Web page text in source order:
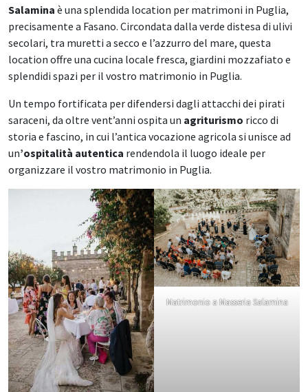
Salamina è una splendida location per matrimoni in Puglia,
precisamente a Fasano. Circondata dalla verde distesa di ulivi
secolari, tra muretti a secco e l’azzurro del mare, questa
location offre una cucina locale fresca, giardini mozzafiato e
splendidi spazi per il vostro matrimonio in Puglia.
Un tempo fortificata per difendersi dagli attacchi dei pirati
saraceni, da oltre vent’anni ospita un agriturismo ricco di
storia e fascino, in cui l’antica vocazione agricola si unisce ad
un’ospitalità autentica rendendola il luogo ideale per
organizzare il vostro matrimonio in Puglia.
Matrimonio a Masseria Salamina